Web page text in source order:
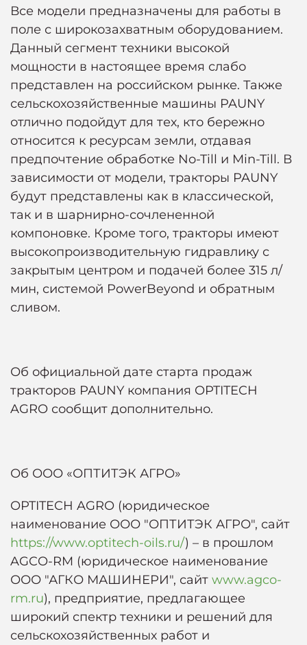
Все модели предназначены для работы в
поле с широкозахватным оборудованием.
Данный сегмент техники высокой
мощности в настоящее время слабо
представлен на российском рынке. Также
сельскохозяйственные машины PAUNY
отлично подойдут для тех, кто бережно
относится к ресурсам земли, отдавая
предпочтение обработке No-Till и Min-Till. В
зависимости от модели, тракторы PAUNY
будут представлены как в классической,
так и в шарнирно-сочлененной
компоновке. Кроме того, тракторы имеют
высокопроизводительную гидравлику с
закрытым центром и подачей более 315 л/
мин, системой PowerBeyond и обратным
сливом.
Об официальной дате старта продаж
тракторов PAUNY компания OPTITECH
AGRO сообщит дополнительно.
Об ООО «ОПТИТЭК АГРО»
OPTITECH AGRO (юридическое
наименование ООО "ОПТИТЭК АГРО", сайт
https://www.optitech-oils.ru/) – в прошлом
AGCO-RM (юридическое наименование
ООО "АГКО МАШИНЕРИ", сайт www.agco-
rm.ru), предприятие, предлагающее
широкий спектр техники и решений для
сельскохозяйственных работ и